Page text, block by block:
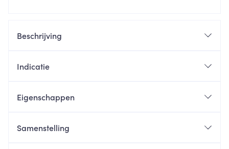
Beschrijving
Indicatie
Eigenschappen
Samenstelling